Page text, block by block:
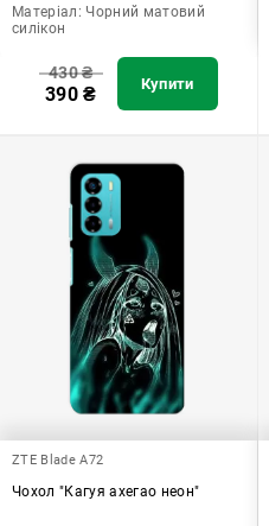
Матеріал: Чорний матовий
силікон
430₴
390₴ Купити
ZTE Blade A72
Чохол "Кагуя ахегао неон"